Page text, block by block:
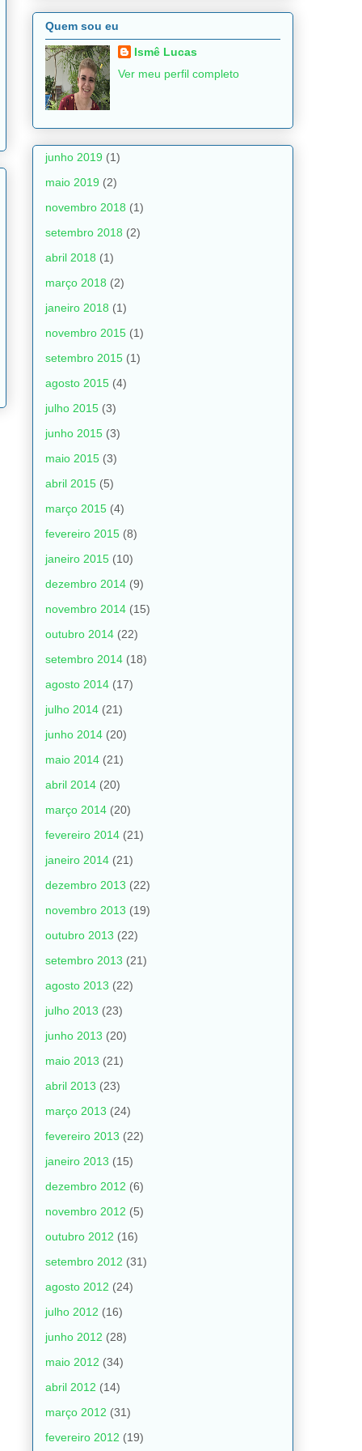
Quem sou eu
Ismê Lucas
Ver meu perfil completo
junho 2019 (1)
maio 2019 (2)
novembro 2018 (1)
setembro 2018 (2)
abril 2018 (1)
março 2018 (2)
janeiro 2018 (1)
novembro 2015(1)
setembro 2015(1)
agosto 2015(4)
julho 2015(3)
junho 2015(3)
maio 2015(3)
abril 2015(5)
março 2015(4)
fevereiro 2015(8)
janeiro 2015(10)
dezembro 2014(9)
novembro 2014(15)
outubro 2014(22)
setembro 2014(18)
agosto 2014(17)
julho 2014(21)
junho 2014(20)
maio 2014(21)
abril 2014(20)
março 2014(20)
fevereiro 2014(21)
janeiro 2014(21)
dezembro 2013 (22)
novembro 2013 (19)
outubro 2013 (22)
setembro 2013 (21)
agosto 2013 (22)
julho 2013 (23)
junho 2013 (20)
maio 2013 (21)
abril 2013 (23)
março 2013 (24)
fevereiro 2013 (22)
janeiro 2013 (15)
dezembro 2012 (6)
novembro 2012 (5)
outubro 2012 (16)
setembro 2012 (31)
agosto 2012 (24)
julho 2012 (16)
junho 2012 (28)
maio 2012 (34)
abril 2012 (14)
março 2012 (31)
fevereiro 2012 (19)